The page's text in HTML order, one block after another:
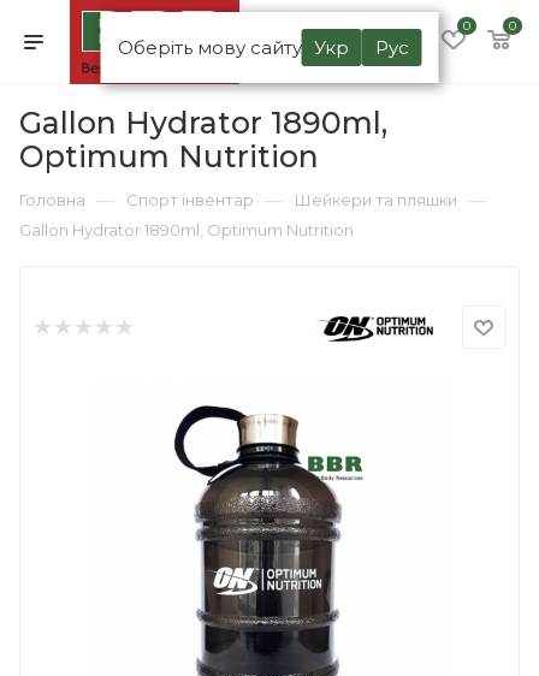
Оберіть мову сайту Укр Рус
0 0
Gallon Hydrator 1890ml,
Optimum Nutrition
Головна — Спорт інвентар — Шейкери та пляшки —
Gallon Hydrator 1890ml, Optimum Nutrition